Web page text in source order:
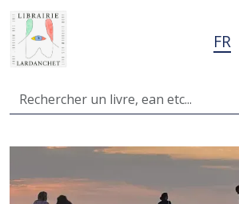
Aller au contenu principal
Search
FR